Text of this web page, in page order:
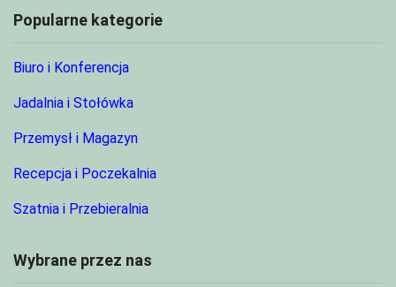
Popularne kategorie
Biuro i Konferencja
Jadalnia i Stołówka
Przemysł i Magazyn
Recepcja i Poczekalnia
Szatnia i Przebieralnia
Wybrane przez nas